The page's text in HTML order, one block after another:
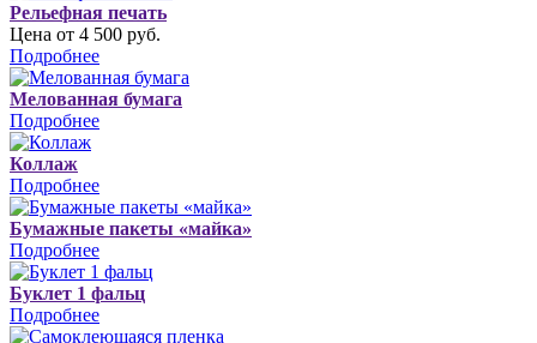
Рельефная печать
Цена от 4 500 руб.
Подробнее
Мелованная бумага
Подробнее
Коллаж
Подробнее
Бумажные пакеты «майка»
Подробнее
Буклет 1 фальц
Подробнее